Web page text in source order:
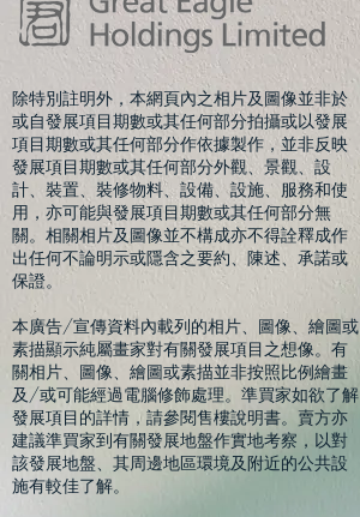
除特別註明外，本網頁內之相片及圖像並非於
或自發展項目期數或其任何部分拍攝或以發展
項目期數或其任何部分作依據製作，並非反映
發展項目期數或其任何部分外觀、景觀、設
計、裝置、裝修物料、設備、設施、服務和使
用，亦可能與發展項目期數或其任何部分無
關。相關相片及圖像並不構成亦不得詮釋成作
出任何不論明示或隱含之要約、陳述、承諾或
保證。
本廣告/宣傳資料內載列的相片、圖像、繪圖或
素描顯示純屬畫家對有關發展項目之想像。有
關相片、圖像、繪圖或素描並非按照比例繪畫
及/或可能經過電腦修飾處理。準買家如欲了解
發展項目的詳情，請參閱售樓說明書。賣方亦
建議準買家到有關發展地盤作實地考察，以對
該發展地盤、其周邊地區環境及附近的公共設
施有較佳了解。